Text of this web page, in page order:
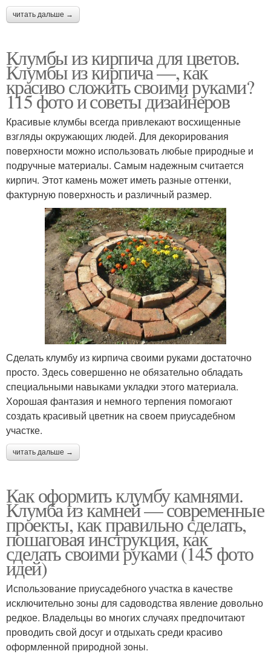
читать дальше →
Клумбы из кирпича для цветов.
Клумбы из кирпича —, как
красиво сложить своими руками?
115 фото и советы дизайнеров
Красивые клумбы всегда привлекают восхищенные
взгляды окружающих людей. Для декорирования
поверхности можно использовать любые природные и
подручные материалы. Самым надежным считается
кирпич. Этот камень может иметь разные оттенки,
фактурную поверхность и различный размер.
Сделать клумбу из кирпича своими руками достаточно
просто. Здесь совершенно не обязательно обладать
специальными навыками укладки этого материала.
Хорошая фантазия и немного терпения помогают
создать красивый цветник на своем приусадебном
участке.
читать дальше →
Как оформить клумбу камнями.
Клумба из камней — современные
проекты, как правильно сделать,
пошаговая инструкция, как
сделать своими руками (145 фото
идей)
Использование приусадебного участка в качестве
исключительно зоны для садоводства явление довольно
редкое. Владельцы во многих случаях предпочитают
проводить свой досуг и отдыхать среди красиво
оформленной природной зоны.